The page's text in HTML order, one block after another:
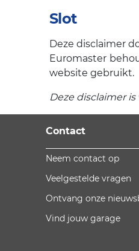
Slot
Deze disclaimer
Euromaster
website gebruikt.
Deze disclaimer
Contact
Neem contact op
Veelgestelde vragen
Ontvang onze
Vind jouw garage